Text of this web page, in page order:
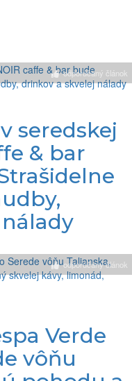
odporúčaný článok
seredskej
& bar
odporúčaný článok
Verde
vôňu